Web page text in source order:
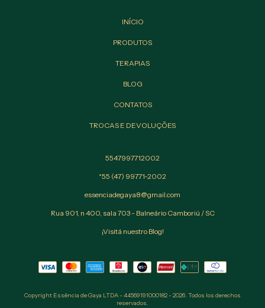
INÍCIO
PRODUTOS
TERAPIAS
BLOG
CONTATOS
TROCAS E DEVOLUÇÕES
5547997712002
*55 (47) 99771-2002
essenciadegaya8@gmail.com
Rua 901, n 400, sala 703 - Balneário Camboriú / SC
¡Visitá nuestro Blog!
Copyright Essência de Gaya LTDA - 44569191000182 - 2026. Todos los derechos
reservados.